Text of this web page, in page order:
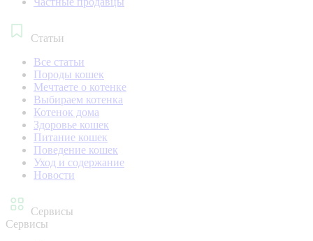
Статьи
Все статьи
Породы кошек
Мечтаете о котенке
Выбираем котенка
Котенок дома
Здоровье кошек
Питание кошек
Поведение кошек
Уход и содержание
Новости
Сервисы
Сервисы